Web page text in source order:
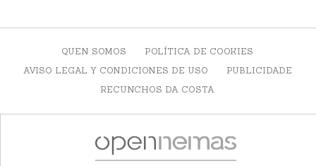
QUEN SOMOS
POLÍTICA DE COOKIES
AVISO LEGAL Y CONDICIONES DE USO
PUBLICIDADE
RECUNCHOS DA COSTA